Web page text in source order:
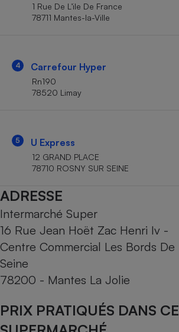
1 Rue De L’ile De France
78711 Mantes-la-Ville
4 Carrefour Hyper
Rn190
78520 Limay
5 U Express
12 GRAND PLACE
78710 ROSNY SUR SEINE
ADRESSE
Intermarché Super
16 Rue Jean Hoët Zac Henri Iv -
Centre Commercial Les Bords De
Seine
78200 - Mantes La Jolie
PRIX PRATIQUÉS DANS CE